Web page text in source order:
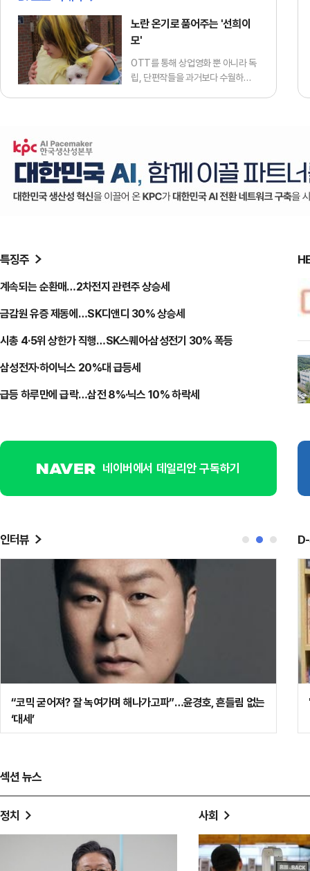
노란 온기로 품어주는 '선희이
모'
OTT를 통해 상업영화 뿐 아니라 독
립, 단편작들을 과거보다 수월하게
편집자 주> 애견미용사 선희(정호정
분)는 어느 날 한 여자로부터 강아지
메주를 맡아달라는 부탁을 받는다.
시…
특징주
계속되는 순환매…2차전지 관련주 상승세
금감원 유증 제동에…SK디앤디 30% 상승세
시총 4·5위 상한가 직행…SK스퀘어·삼성전기 30% 폭등
삼성전자·하이닉스 20%대 급등세
급등 하루만에 급락…삼전 8%·닉스 10% 하락세
네이버에서 데일리안 구독하기
인터뷰
“모든 과정 즐거워”…‘김부장’ 주상욱, 첫 악역으로 느낀 쾌감
"9월 놓치면 또 늦는다"…디지털자산기본법, 남은 건 결단
섹션 뉴스
정치 사회